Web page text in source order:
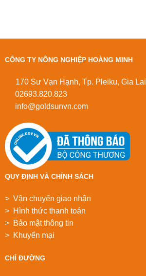
CÔNG TY NÔNG NGHIỆP HOÀNG MINH
170 Sư Vạn Hạnh, Tp. Pleiku, Gia Lai
02693.820.823
info@goldsunvn.com
QUY ĐỊNH VÀ CHÍNH SÁCH
> Vận chuyển giao nhận
> Hình thức thanh toán
> Bảo mật thông tin
> Khuyển mại
CHỈ ĐƯỜNG